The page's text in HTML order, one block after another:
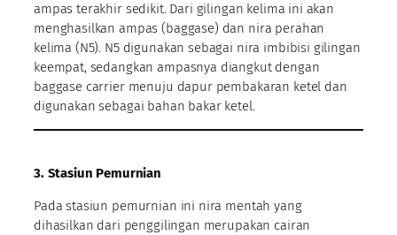
ampas terakhir sedikit. Dari gilingan kelima ini akan
menghasilkan ampas (baggase) dan nira perahan
kelima (N5). N5 digunakan sebagai nira imbibisi gilingan
keempat, sedangkan ampasnya diangkut dengan
baggase carrier menuju dapur pembakaran ketel dan
digunakan sebagai bahan bakar ketel.
3. Stasiun Pemurnian
Pada stasiun pemurnian ini nira mentah yang
dihasilkan dari penggilingan merupakan cairan